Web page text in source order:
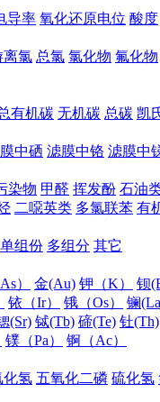
导率 氧化还原电位 酸度
离氯 总氯 氯化物 氟化物
有机碳 无机碳 总碳 凯
中硒 滤膜中铬 滤膜中
染物 甲醛 挥发酚 石油
二噁英类 多氯联苯 有
单组份 多组分 其它
） 金(Au) 钾（K） 钡
铱（Ir） 锇（Os） 镧
(Sr) 铽(Tb) 碲(Te) 钍(Th)
镤（Pa）
锕（Ac）
化氢 五氧化二磷 硫化氢